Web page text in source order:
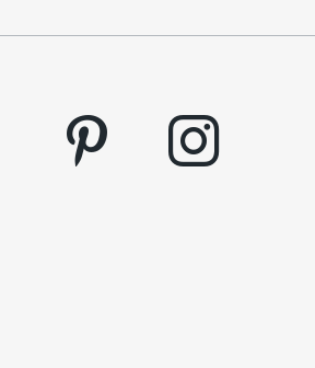
pinterest instagram